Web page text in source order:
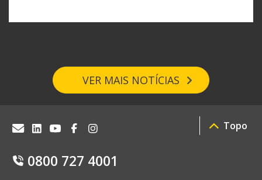
VER MAIS NOTÍCIAS
0800 727 4001
Topo